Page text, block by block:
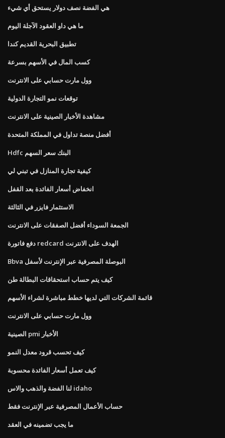
هي الفضة نصف دولار يستحق أي شيء
ما هي داو العقود الآجلة اليوم
تطبيق البحرية القديم كندا
كسب المال في الأسهم بسرعة
وول مارت حسابي على الانترنت
توقعات نمو التجارة الدولية
مشاهدة الأخبار الصينية على الانترنت
أفضل منصة تداول في المملكة المتحدة
Hdfc البنك سعر السهم
كيفية تجارة المنازل في تبني لي
انخفاض أسعار الفائدة بعد القفل
الاستثمار فايزر في الثالثة
الجمعة السوداء أفضل الصفقات على الانترنت
دفع فاتورة redcard الهدف على الانترنت
Bbva البوصلة المصرفية عبر الإنترنت لأسفل
كيف يتم حساب استحقاقات البطالة طن
قائمة الشركات التي لديها خطط مباشرة لشراء الأسهم
وول مارت حسابي على الانترنت
الصينية pmi الأخبار
كيف تحسب قرود معدل النمو
كيف تعمل أسعار الفائدة محسوبة
لنا الفضة والذهب والاس idaho
حساب الأعمال المصرفية عبر الإنترنت فقط
ما يجب تضمينه في العقد